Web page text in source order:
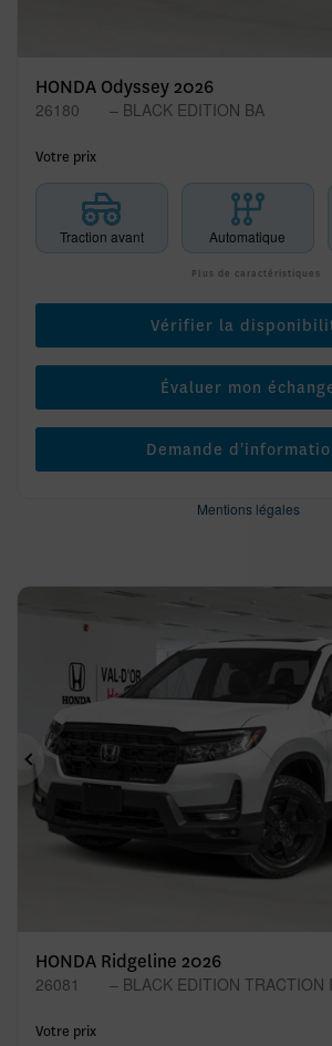
HONDA Odyssey 2026
26180 – BLACK EDITION BA
Votre prix
Traction avant Automatique
Plus de caractéristiques
Vérifier la
Évaluer mon
Demande
Mentions légales
Précédent
HONDA Ridgeline 2026
26081 – BLACK EDITION TRACTION
Votre prix